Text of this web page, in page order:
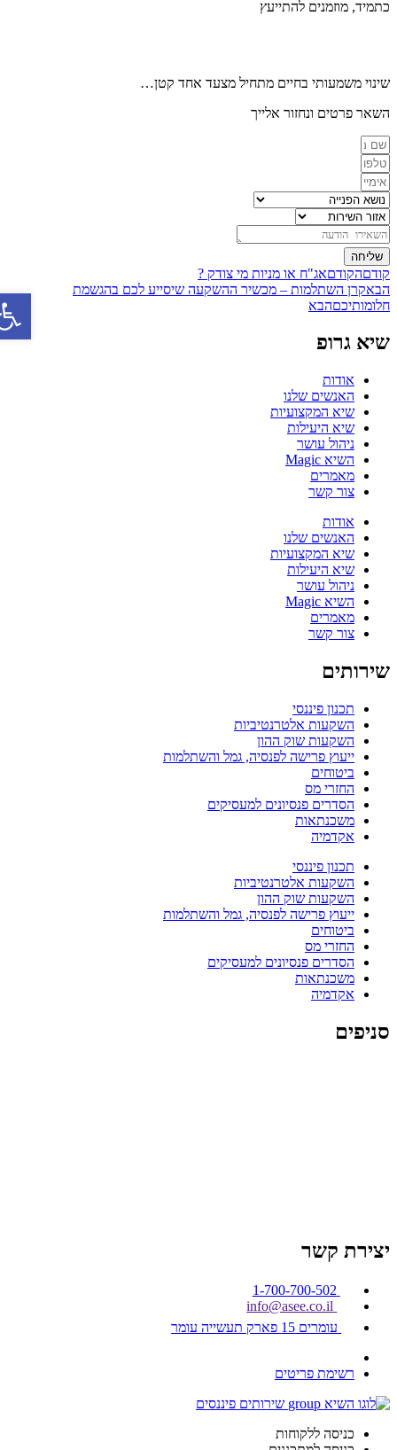
פתח
כתמיד, מוזמנים להתייעץ
שינוי משמעותי בחיים מתחיל מצעד אחד קטן…
השאר פרטים ונחזור אלייך
שליחה
קודםהקודםאג"ח או מניות מי צודק ?
הבאקרן השתלמות – מכשיר ההשקעה שיסייע לכם בהגשמת
חלומותיכםהבא
שיא גרופ
אודות
האנשים שלנו
שיא המקצועיות
שיא היעילות
ניהול עושר
השיא Magic
מאמרים
צור קשר
אודות
האנשים שלנו
שיא המקצועיות
שיא היעילות
ניהול עושר
השיא Magic
מאמרים
צור קשר
שירותים
תכנון פיננסי
השקעות אלטרנטיביות
השקעות שוק ההון
ייעוץ פרישה לפנסיה, גמל והשתלמות
ביטוחים
החזרי מס
הסדרים פנסיונים למעסיקים
משכנתאות
אקדמיה
תכנון פיננסי
השקעות אלטרנטיביות
השקעות שוק ההון
ייעוץ פרישה לפנסיה, גמל והשתלמות
ביטוחים
החזרי מס
הסדרים פנסיונים למעסיקים
משכנתאות
אקדמיה
סניפים
יצירת קשר
1-700-700-502
info@asee.co.il
עומרים 15 פארק תעשייה עומר
רשימת פריטים
כניסה ללקוחות